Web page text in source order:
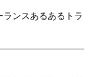
ンスあるあるトラ